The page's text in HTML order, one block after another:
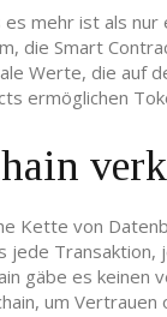
mehr ist als nur
die Smart
Werte, die auf
ermöglichen
Kette von
jede
gäbe es
um